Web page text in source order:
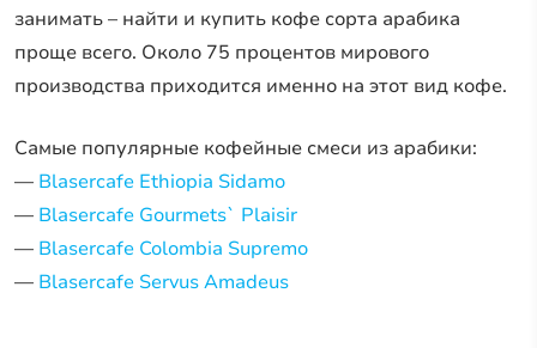
занимать – найти и купить кофе сорта арабика
проще всего. Около 75 процентов мирового
производства приходится именно на этот вид кофе.
Самые популярные кофейные смеси из арабики:
— Blasercafe Ethiopia Sidamo
— Blasercafe Gourmets` Plaisir
— Blasercafe Colombia Supremo
— Blasercafe Servus Amadeus